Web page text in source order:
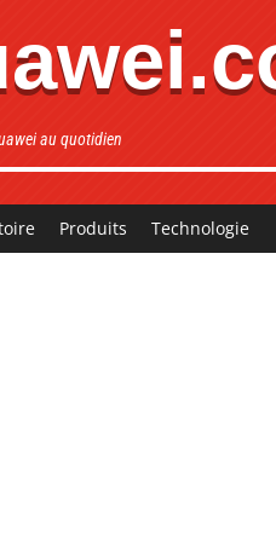
au quotidien
Produits Technologie